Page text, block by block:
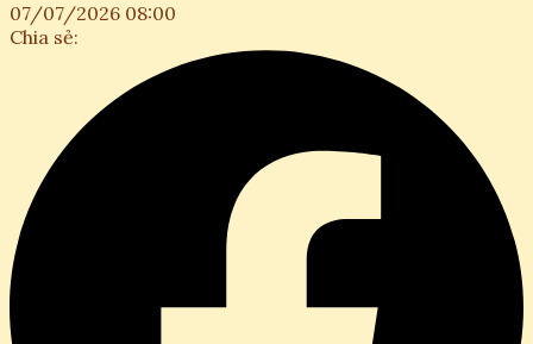
07/07/2026 08:00
Chia sẻ: